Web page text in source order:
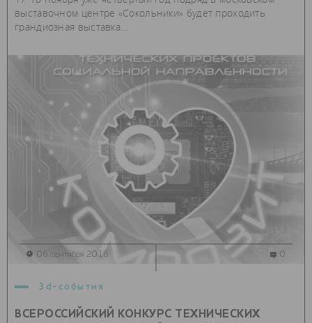
выставочном центре «Сокольники» будет проходить
грандиозная выставка...
3d-события
ВСЕРОССИЙСКИЙ КОНКУРС ТЕХНИЧЕСКИХ
06 сентября 2016 0